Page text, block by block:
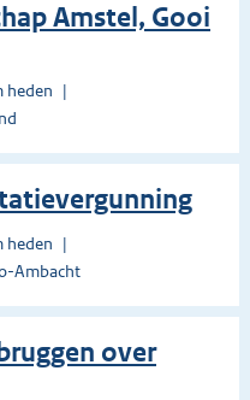
Amstel, Gooi
heden
heden
Ambacht
over